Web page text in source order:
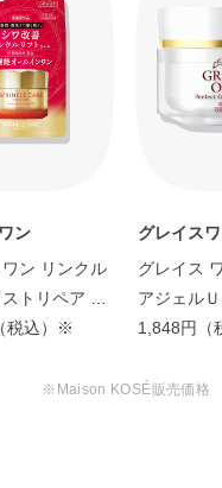
グリセリン（26E．
ル化ヒアルロン酸ナト
ラエキス、ヒアルロ
ーゲン末、加水分解
A）、天然ビタミン
ステル、ジグリセリ
ペンタエリトリット
、ベヘニルアルコー
ン
ン リンクル
トリペア ジ
ムEX （つめ
税込）※
グレイス
グレイス
アジェル
1,848円（
※Maison KOSÉ販売価格